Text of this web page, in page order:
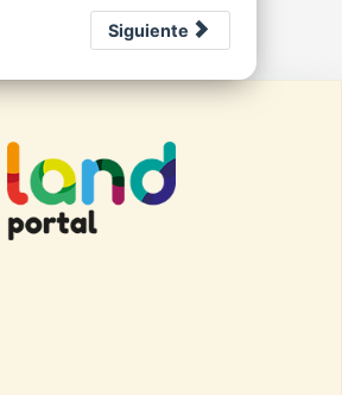
Siguiente